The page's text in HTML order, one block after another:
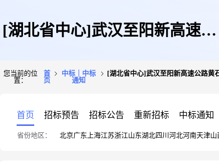
[湖北省中心]武汉至阳新高速公
您当前的位
置：
首
页
中标｜中标
通知
[湖北省中心]武汉至阳新高速公路黄
首页 招标预告 招标公告 重新招标 中标通知
省份地区： 北京广东 上海江苏浙江山东湖北四川 河北河南天津山